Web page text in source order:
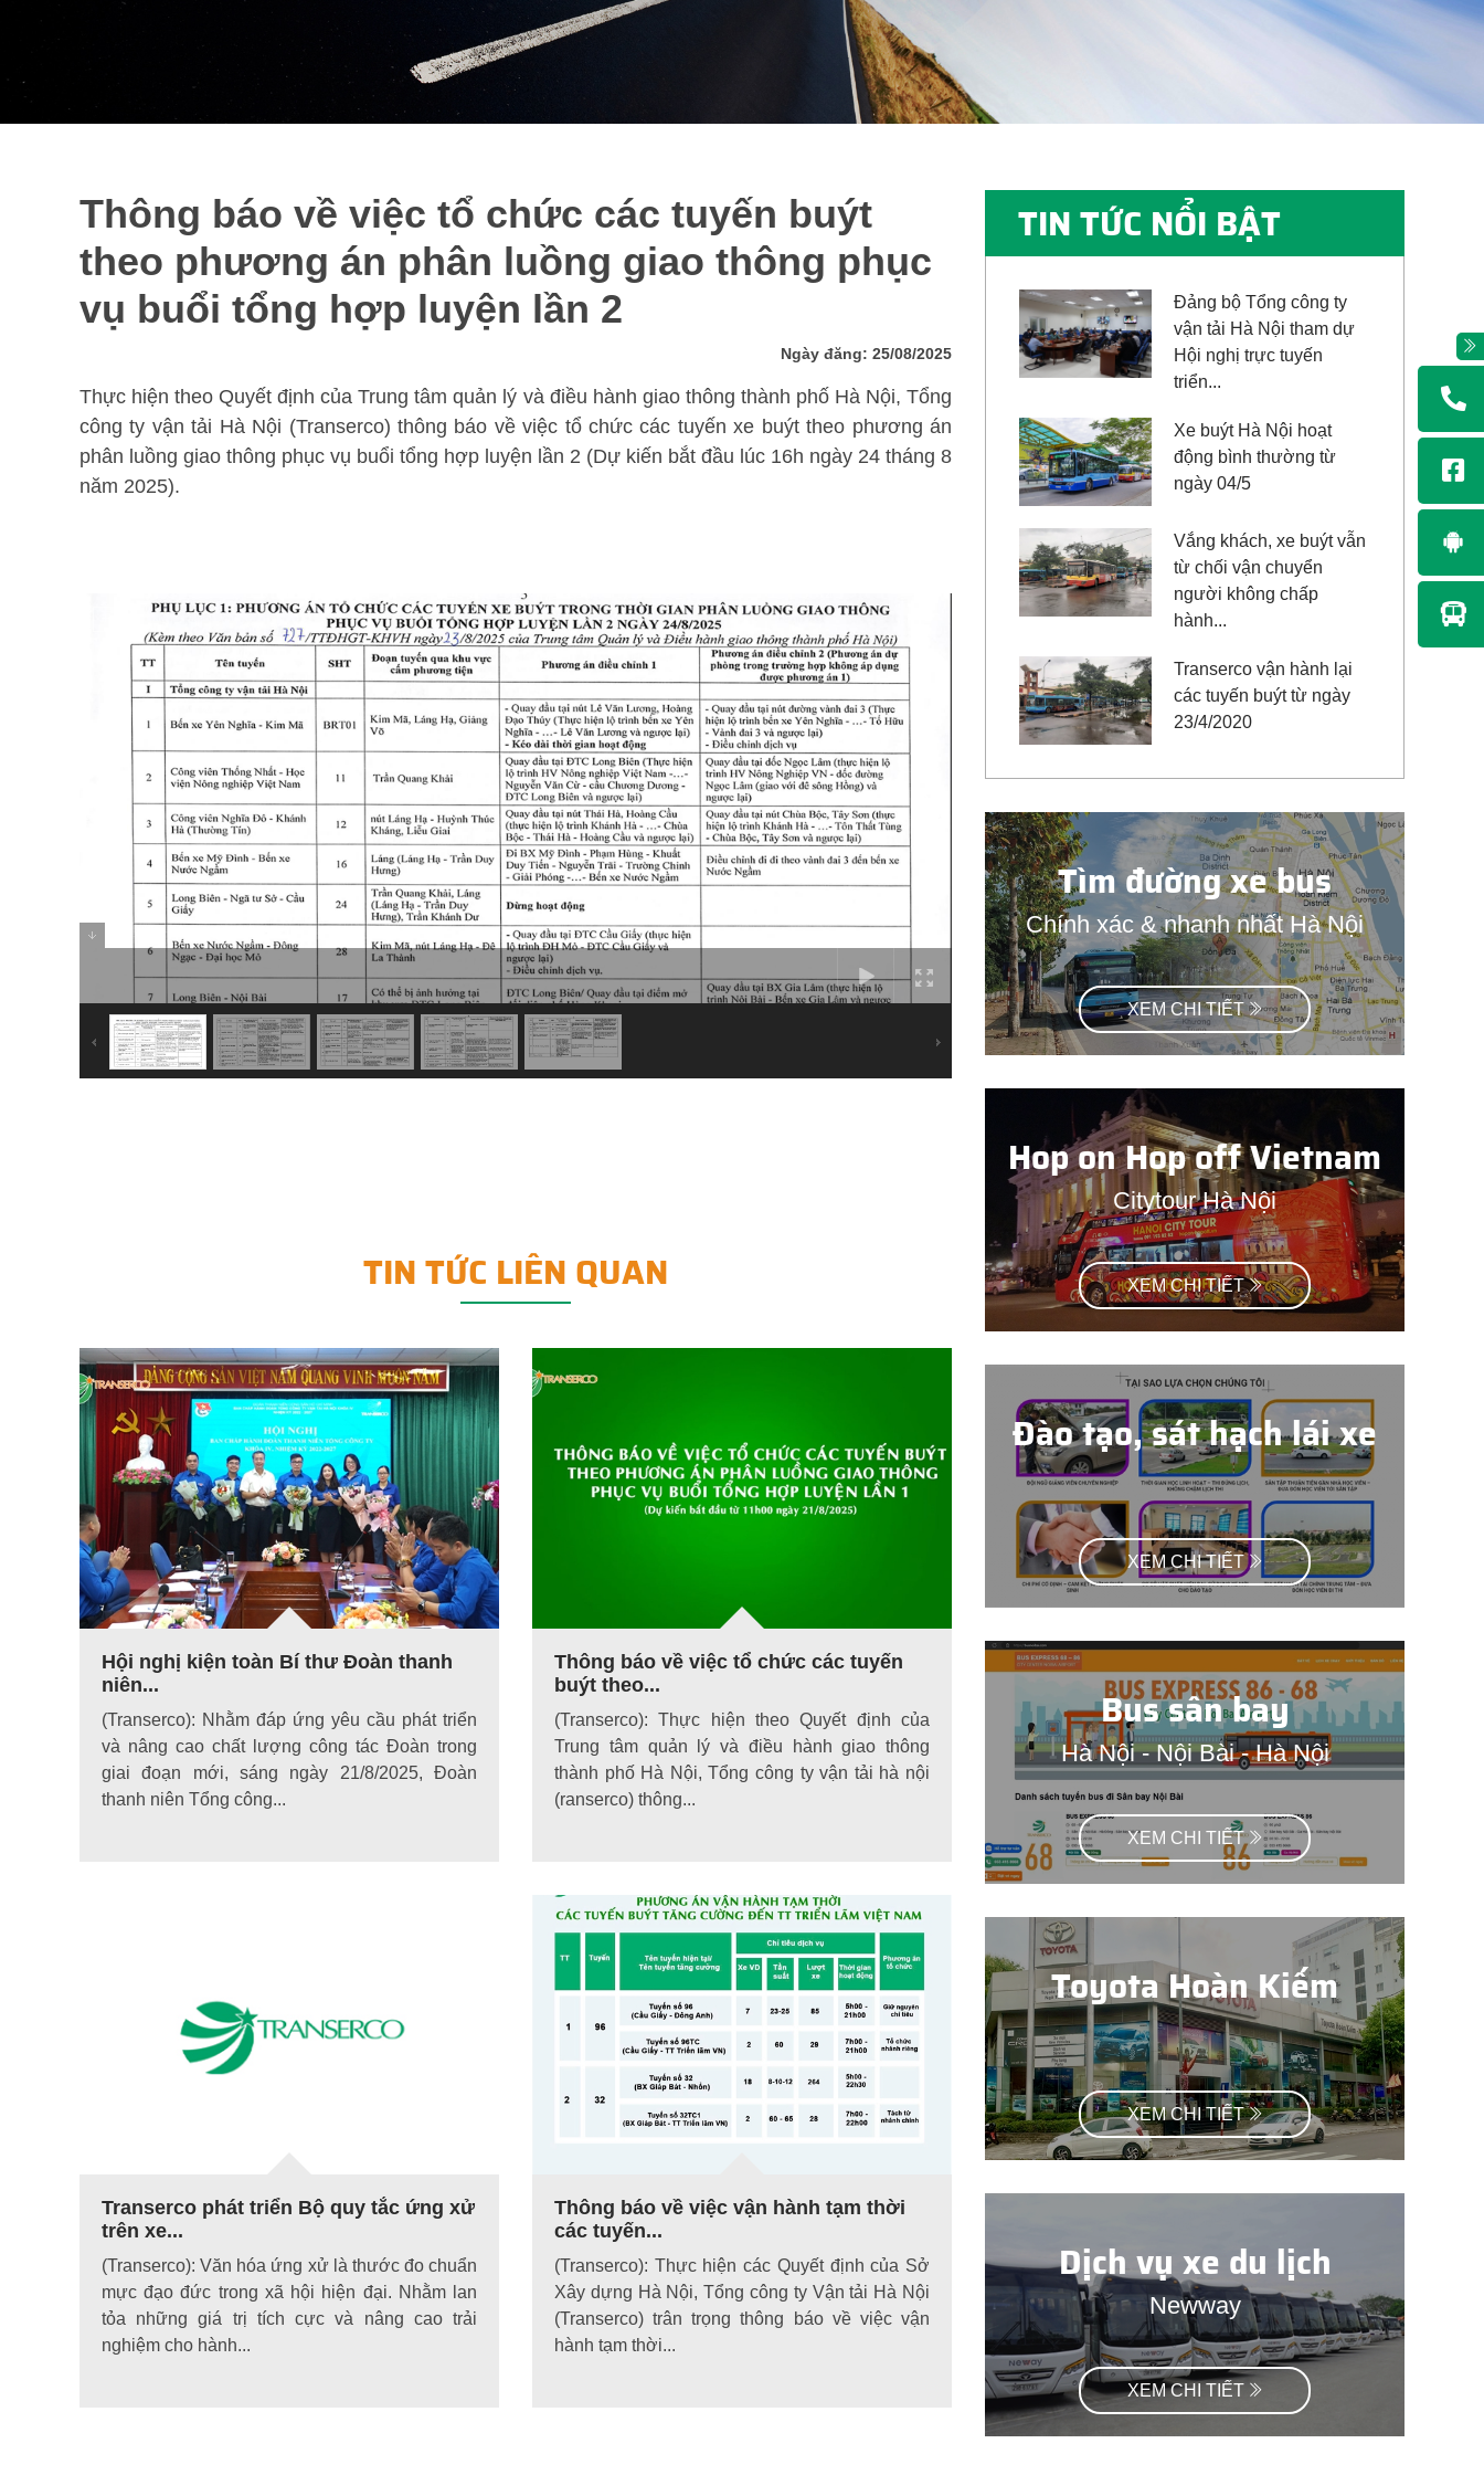
Thông báo về việc tổ chức các tuyến buýt
theo phương án phân luồng giao thông phục
vụ buổi tổng hợp luyện lần 2
Ngày đăng: 25/08/2025
Thực hiện theo Quyết định của Trung tâm quản lý và điều hành giao thông thành phố Hà Nội, Tổng
công ty vận tải Hà Nội (Transerco) thông báo về việc tổ chức các tuyến xe buýt theo phương án
phân luồng giao thông phục vụ buổi tổng hợp luyện lần 2 (Dự kiến bắt đầu lúc 16h ngày 24 tháng 8
năm 2025).
TIN TỨC LIÊN QUAN
Hội nghị kiện toàn Bí thư Đoàn thanh
niên...
(Transerco): Nhằm đáp ứng yêu cầu phát triển
và nâng cao chất lượng công tác Đoàn trong
giai đoạn mới, sáng ngày 21/8/2025, Đoàn
thanh niên Tổng công...
Thông báo về việc tổ chức các tuyến
buýt theo...
(Transerco): Thực hiện theo Quyết định của
Trung tâm quản lý và điều hành giao thông
thành phố Hà Nội, Tổng công ty vận tải hà nội
(ranserco) thông...
Transerco phát triển Bộ quy tắc ứng xử
trên xe...
(Transerco): Văn hóa ứng xử là thước đo chuẩn
mực đạo đức trong xã hội hiện đại. Nhằm lan
tỏa những giá trị tích cực và nâng cao trải
nghiệm cho hành...
Thông báo về việc vận hành tạm thời
các tuyến...
(Transerco): Thực hiện các Quyết định của Sở
Xây dựng Hà Nội, Tổng công ty Vận tải Hà Nội
(Transerco) trân trọng thông báo về việc vận
hành tạm thời...
TIN TỨC NỔI BẬT
Đảng bộ Tổng công ty
vận tải Hà Nội tham dự
Hội nghị trực tuyến
triển...
Xe buýt Hà Nội hoạt
động bình thường từ
ngày 04/5
Vắng khách, xe buýt vẫn
từ chối vận chuyển
người không chấp
hành...
Transerco vận hành lại
các tuyến buýt từ ngày
23/4/2020
Tìm đường xe bus
Chính xác & nhanh nhất Hà Nội
XEM CHI TIẾT
Hop on Hop off Vietnam
Citytour Hà Nội
XEM CHI TIẾT
Đào tạo, sát hạch lái xe
XEM CHI TIẾT
Bus sân bay
Hà Nội - Nội Bài - Hà Nội
XEM CHI TIẾT
Toyota Hoàn Kiếm
XEM CHI TIẾT
Dịch vụ xe du lịch
Newway
XEM CHI TIẾT